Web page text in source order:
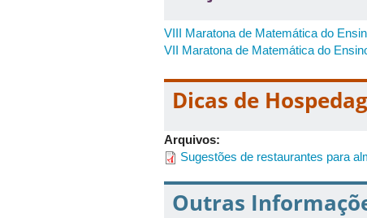
VIII Maratona de Matemática do
VII Maratona de Matemática do
Dicas de
Arquivos:
Sugestões de restaurantes para
Outras